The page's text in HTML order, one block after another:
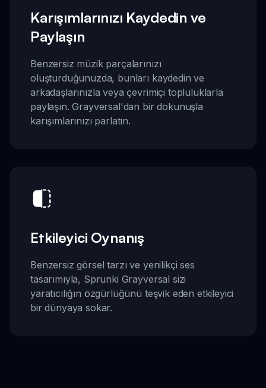
Karışımlarınızı Kaydedin ve
Paylaşın
Benzersiz müzik parçalarınızı
oluşturduğunuzda, bunları kaydedin ve
arkadaşlarınızla veya çevrimiçi topluluklarla
paylaşın. Grayversal'dan bir dokunuşla
karışımlarınızı parlatın.
Etkileyici Oynanış
Benzersiz görsel tarzı ve yenilikçi ses
tasarımıyla, Sprunki Grayversal sizi
yaratıcılığın özgürlüğünü teşvik eden etkileyici
bir dünyaya sokar.